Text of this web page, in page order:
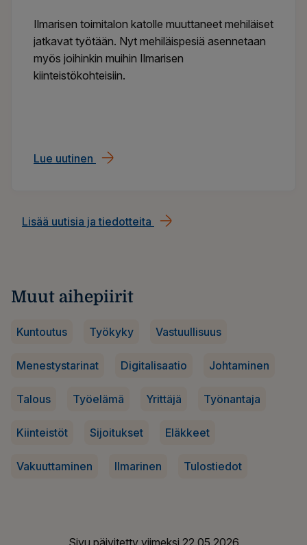
Ilmarisen toimitalon katolle muuttaneet mehiläiset
jatkavat työtään. Nyt mehiläispesiä asennetaan
myös joihinkin muihin Ilmarisen
kiinteistökohteisiin.
Lue uutinen Lisää mehiläispesiä Ilmarisen
Lisää uutisia ja tiedotteita
Muut aihepiirit
Kuntoutus Työkyky Vastuullisuus
Menestystarinat Digitalisaatio Johtaminen
Talous Työelämä Yrittäjä Työnantaja
Kiinteistöt Sijoitukset Eläkkeet
Vakuuttaminen Ilmarinen Tulostiedot